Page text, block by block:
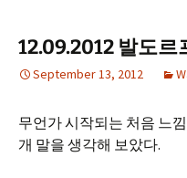
12.09.2012 발도르
September 13, 2012
무언가 시작되는 처음 느
개 말을 생각해 보았다.